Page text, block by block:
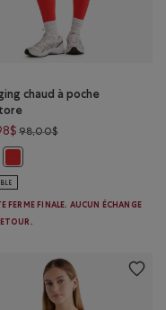
chaud à poche
98,00$Prix réduit de
FERME FINALE. AUCUN ÉCHANGE